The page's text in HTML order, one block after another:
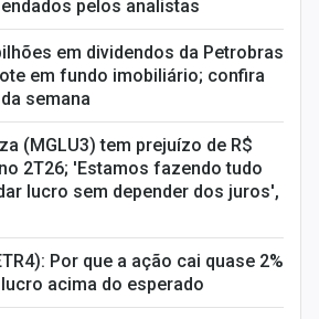
pelos analistas
em dividendos da Petrobras
em fundo imobiliário; confira
semana
(MGLU3) tem prejuízo de R$
2T26; 'Estamos fazendo tudo
lucro sem depender dos juros',
Por que a ação cai quase 2%
acima do esperado